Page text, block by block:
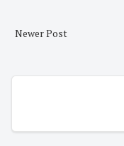
Newer Post